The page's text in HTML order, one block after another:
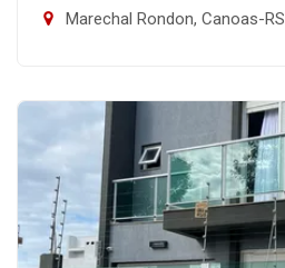
Marechal Rondon, Canoas-RS